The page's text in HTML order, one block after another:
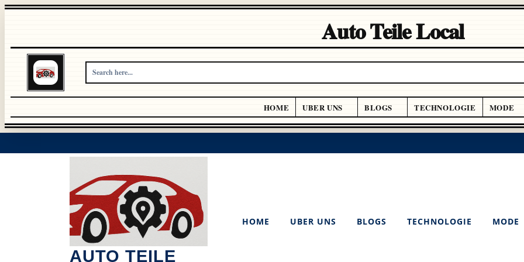
Auto Teile Local
HOME UBER UNS BLOGS TECHNOLOGIE MODE
to
AUTO TEILE
HOME UBER UNS BLOGS TECHNOLOGIE MODE